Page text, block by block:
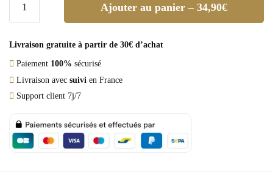
Ajouter au panier – 34,90€
Livraison gratuite à partir de 30€ d’achat
Paiement 100% sécurisé
Livraison avec suivi en France
Support client 7j/7